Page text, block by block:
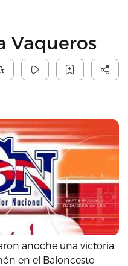
Vaqueros
anoche una victoria
en el Baloncesto